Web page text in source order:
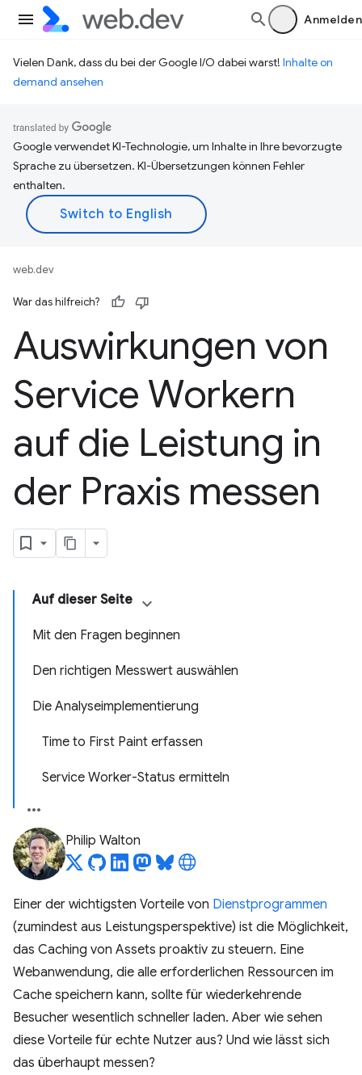
Anmelden
Vielen Dank, dass du bei der Google I/O dabei warst! Inhalte on
demand ansehen
Google verwendet KI-Technologie, um Inhalte in Ihre bevorzugte
Sprache zu übersetzen. KI-Übersetzungen können Fehler
enthalten.
web.dev
War das hilfreich?
Auswirkungen von
Service Workern
auf die Leistung in
der Praxis messen
Auf dieser Seite
Mit den Fragen beginnen
Den richtigen Messwert auswählen
Die Analyseimplementierung
Time to First Paint erfassen
Service Worker-Status ermitteln
Philip Walton
Einer der wichtigsten Vorteile von Dienstprogrammen
(zumindest aus Leistungsperspektive) ist die Möglichkeit,
das Caching von Assets proaktiv zu steuern. Eine
Webanwendung, die alle erforderlichen Ressourcen im
Cache speichern kann, sollte für wiederkehrende
Besucher wesentlich schneller laden. Aber wie sehen
diese Vorteile für echte Nutzer aus? Und wie lässt sich
das überhaupt messen?